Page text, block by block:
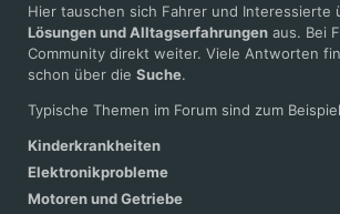
Hier tauschen sich Fahrer und Interessierte
Lösungen und Alltagserfahrungen aus. Bei
Community direkt weiter. Viele Antworten
schon über die Suche.
Typische Themen im Forum sind zum
Kinderkrankheiten
Elektronikprobleme
Motoren und Getriebe